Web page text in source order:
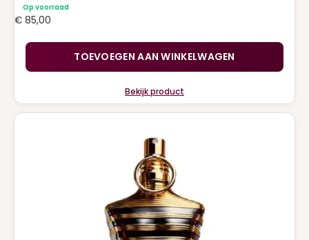
Op voorraad
€ 85,00
TOEVOEGEN AAN WINKELWAGEN
Bekijk product
Dit